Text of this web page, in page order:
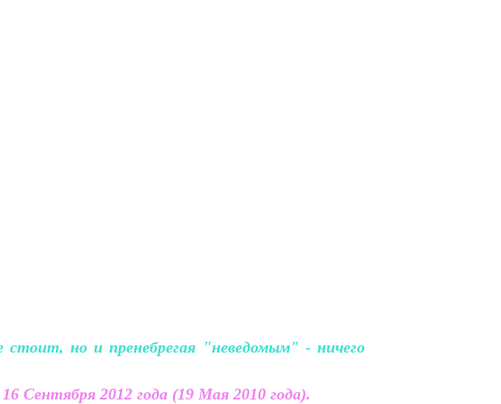
но и пренебрегая "неведомым" - ничего
Сентября 2012 года (19 Мая 2010 года).